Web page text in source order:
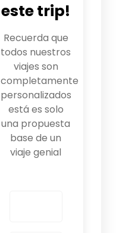
este trip!
Recuerda que
todos nuestros
viajes son
completamente
personalizados
está es solo
una propuesta
base de un
viaje genial